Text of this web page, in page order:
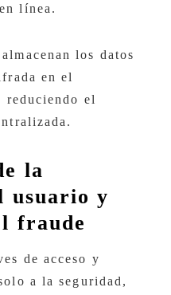
línea.
los datos
en el
el
la
usuario y
fraude
de acceso y
a la seguridad,